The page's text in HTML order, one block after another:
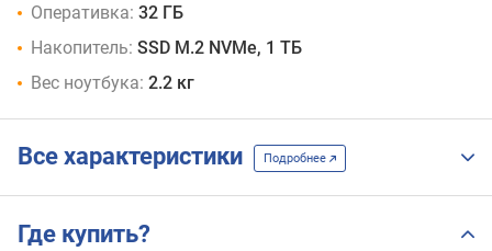
Оперативка: 32 ГБ
Накопитель: SSD M.2 NVMe, 1 ТБ
Вес ноутбука: 2.2 кг
Все характеристики Подробнее
Где купить?